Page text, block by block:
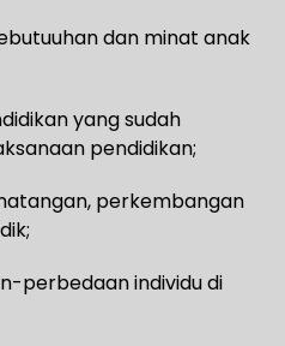
dan minat anak
yang sudah
pendidikan;
perkembangan
perbedaan individu di